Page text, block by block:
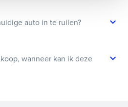
auto in te ruilen?
wanneer kan ik deze